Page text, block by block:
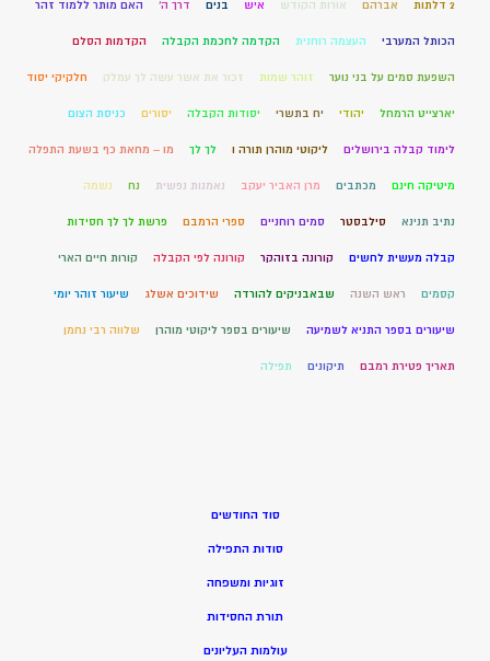
2 דלתות אברהם אורות הקודש איש בנים דרך ה' האם מותר ללמוד זהר
הכותל המערבי העצמה רוחנית הקדמה לחכמת הקבלה הקדמות הסלם
השפעת סמים על בני נוער זוהר שמות זכור את אשר עשה לך עמלק חלקיקי יסוד
יארצייט הרמחל יהודי יח בתשרי יסודות הקבלה יסורים כניסת הצום
לימוד קבלה בירושלים ליקוטי מוהרן תורה ו לך לך מו – מחאת כף בשעת התפלה
מיטיקה חינם מכתבים מרן האביר יעקב נאמנות נפשית נח נשמה
נתיב תנינא סילבסטר סמים רוחניים ספרי הרמבם פרשת לך לך חסידות
קבלה מעשית לחשים קורונה בזוהקר קורונה לפי הקבלה קורות חיים הארי
קסמים ראש השנה שבאבניקים להורדה שידוכים אשלג שיעור זוהר יומי
שיעורים בספר התניא לשמיעה שיעורים בספר ליקוטי מוהרן שלווה רבי נחמן
תאריך פטירת רמבם תיקונים תפילה
סוד החודשים
סודות התפילה
זוגיות ומשפחה
תורת החסידות
עולמות העליונים